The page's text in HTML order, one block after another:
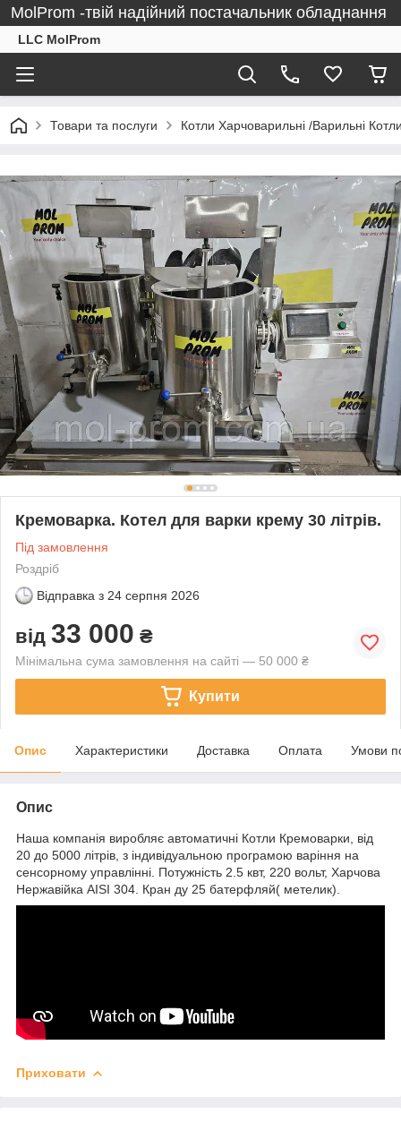
MolProm -твій надійний постачальник обладнання
LLC MolProm
Товари та послуги Котли Харчоварильні /Варильні
Кремоварка. Котел для варки крему 30 літрів.
Під замовлення
Роздріб
Відправка з 24 серпня 2026
від 33 000 ₴
Мінімальна сума замовлення на сайті — 50 000 ₴
Купити
Опис Характеристики Доставка Оплата Умови
Опис
Наша компанія виробляє автоматичні Котли Кремоварки, від
20 до 5000 літрів, з індивідуальною програмою варіння на
сенсорному управлінні. Потужність 2.5 квт, 220 вольт, Харчова
Нержавійка AISI 304. Кран ду 25 батерфляй( метелик).
Приховати